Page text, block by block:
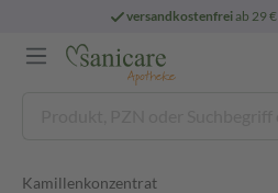
versandkostenfreiab 29
Kamillenkonzentrat